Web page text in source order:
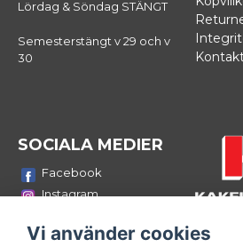
Lördag & Söndag STÄNGT
Semesterstängt v 29 och v
30
SOCIALA MEDIER
Facebook
Instagram
LinkedIn
Vi använder cookies